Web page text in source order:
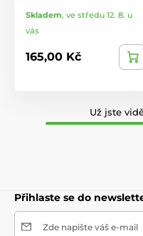
Skladem, ve středu 12. 8. u
vás
165,00 Kč
Už jste
Přihlaste se do
Zde napište váš e-mail